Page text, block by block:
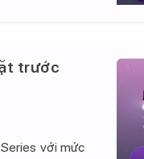
trước
với mức